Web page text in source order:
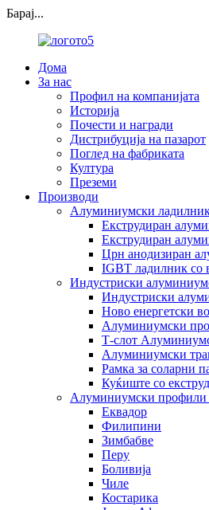
Барај...
Дома
За нас
Профил на компанијата
Историја
Почести и награди
Дистрибуција на пазарот
Поглед на фабриката
Култура
Преземи
Производи
Алуминиумски
Екструдиран
Екструдиран
Црн анодизиран
IGBT ладилник со
Индустриски
Индустриски
Ново енергетски
Алуминиумски
Т-слот
Алуминиумски
Рамка за соларни
Куќиште со
Алуминиумски профили
Еквадор
Филипини
Зимбабве
Перу
Боливија
Чиле
Костарика